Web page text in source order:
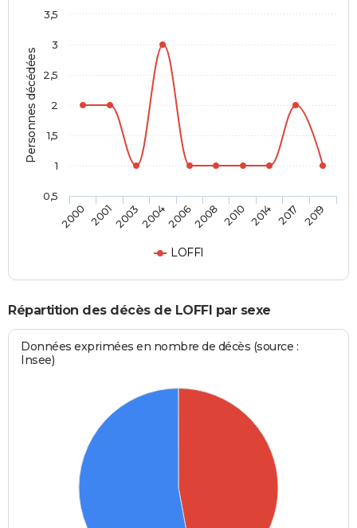
Personnes décédées
LOFFI
2000 20012003200420062008 2010 2014 2017 2019
0,5
1
1,5
2
2,5
3
3,5
Répartition des décès de LOFFI par sexe
Données exprimées en nombre de décès (source :
Insee)